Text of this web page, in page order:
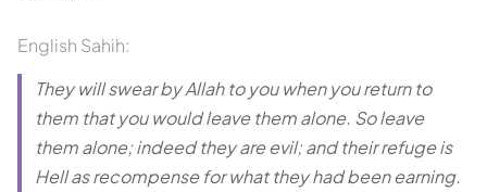
English Sahih:
They will swear by Allah to you when you return to
them that you would leave them alone. So leave
them alone; indeed they are evil; and their refuge is
Hell as recompense for what they had been earning.